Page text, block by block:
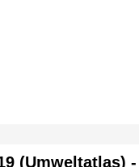
(Umweltatlas) -